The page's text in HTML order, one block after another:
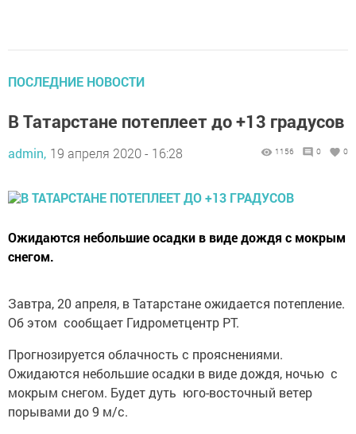
ПОСЛЕДНИЕ НОВОСТИ
В Татарстане потеплеет до +13 градусов
admin, 19 апреля 2020 - 16:28 1156 0 0
Ожидаются небольшие осадки в виде дождя с мокрым
снегом.
Завтра, 20 апреля, в Татарстане ожидается потепление.
Об этом сообщает Гидрометцентр РТ.
Прогнозируется облачность с прояснениями.
Ожидаются небольшие осадки в виде дождя, ночью с
мокрым снегом. Будет дуть юго-восточный ветер
порывами до 9 м/с.